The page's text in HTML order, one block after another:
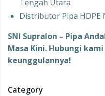
Tengah Utara
Distributor Pipa HDPE
SNI Supralon – Pipa
Masa Kini. Hubungi
keunggulannya!
Category